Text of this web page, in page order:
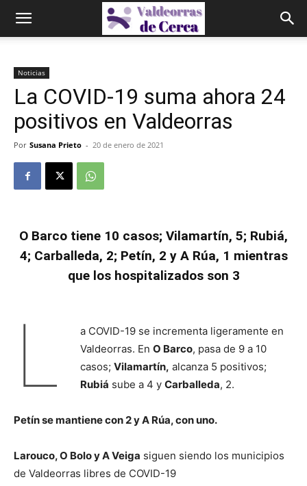
Noticias
La COVID-19 suma ahora 24
positivos en Valdeorras
Por Susana Prieto - 20 de enero de 2021
O Barco tiene 10 casos; Vilamartín, 5; Rubiá,
4; Carballeda, 2; Petín, 2 y A Rúa, 1 mientras
que los hospitalizados son 3
L
a COVID-19 se incrementa ligeramente en
Valdeorras. En O Barco, pasa de 9 a 10
casos; Vilamartín, alcanza 5 positivos;
Rubiá sube a 4 y Carballeda, 2.
Petín se mantiene con 2 y A Rúa, con uno.
Larouco, O Bolo y A Veiga siguen siendo los municipios
de Valdeorras libres de COVID-19